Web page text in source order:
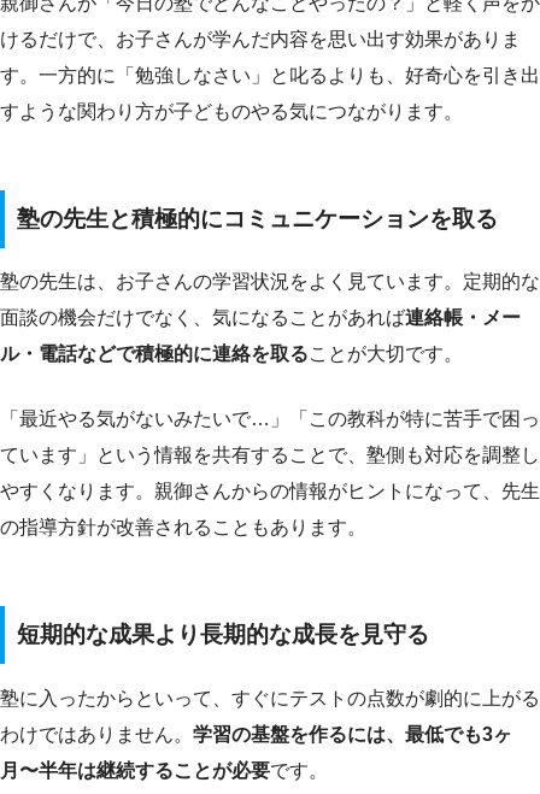
けるだけで、お子さんが学んだ内容を思い出す効果がありま
す。一方的に「勉強しなさい」と叱るよりも、好奇心を引き出
すような関わり方が子どものやる気につながります。
塾の先生と積極的にコミュニケーションを取る
塾の先生は、お子さんの学習状況をよく見ています。定期的な
面談の機会だけでなく、気になることがあれば連絡帳・メー
ル・電話などで積極的に連絡を取ることが大切です。
「最近やる気がないみたいで…」「この教科が特に苦手で困っ
ています」という情報を共有することで、塾側も対応を調整し
やすくなります。親御さんからの情報がヒントになって、先生
の指導方針が改善されることもあります。
短期的な成果より長期的な成長を見守る
塾に入ったからといって、すぐにテストの点数が劇的に上がる
わけではありません。 学習の基盤を作るには、最低でも3ヶ
月〜半年は継続することが必要です。